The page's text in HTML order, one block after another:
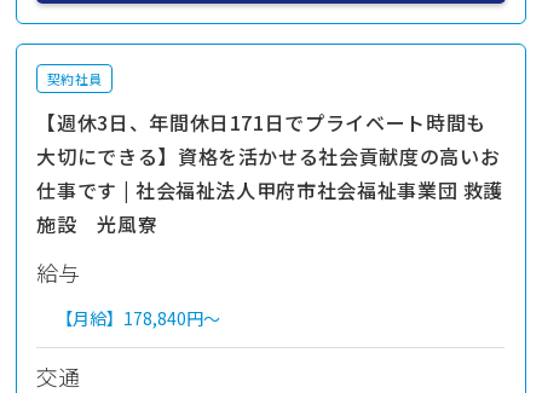
契約社員
【週休3日、年間休日171日でプライベート時間も
大切にできる】資格を活かせる社会貢献度の高いお
仕事です | 社会福祉法人甲府市社会福祉事業団 救護
施設 光風寮
給与
【月給】 178,840円～
交通